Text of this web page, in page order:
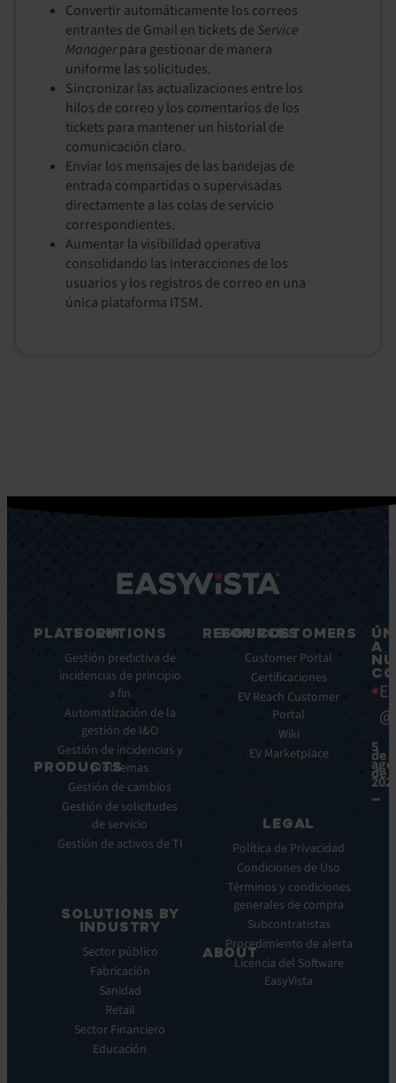
Convertir automáticamente los correos
entrantes de Gmail en tickets deService
Managerpara gestionar de manera
uniforme las solicitudes.
Sincronizar las actualizaciones entre los
hilos de correo y los comentarios de los
tickets para mantener un historial de
comunicación claro.
Enviar los mensajes de las bandejas de
entrada compartidas o supervisadas
directamente a las colas de servicio
correspondientes.
Aumentar la visibilidad operativa
consolidando las interacciones de los
usuarios y los registros de correo en una
única plataforma ITSM.
PLATFORM
Características
principales
Integraciones
PRODUCTS
ITSM:
EV
Manager
Automatización:
Orchestrate
Descubrimiento
Discovery
SOLUTIONS
Gestión predictiva de
incidencias de principio
a fin
Automatización de la
gestión de I&O
Gestión de incidencias y
problemas
Gestión de cambios
Gestión de solicitudes
de servicio
Gestión de activos de TI
SOLUTIONS BY
INDUSTRY
Sector público
Fabricación
Sanidad
Retail
Sector Financiero
Educación
RESOURCES
Ebooks
Whitepapers
Notas
prensa
ABOUT
FOR CUSTOMERS
Customer Portal
Certificaciones
EV Reach Customer
Portal
Wiki
EV Marketplace
LEGAL
Política de Privacidad
Condiciones de Uso
Términos y condiciones
generales de compra
Subcontratistas
Procedimiento de alerta
Licencia del Software
EasyVista
A
5
de
de